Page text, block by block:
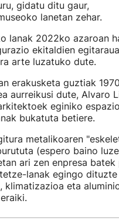
gidatu ditu gaur,
lanetan zehar.
lanak 2022ko azaroan
ekitaldien
arte luzatuko dute.
erakusketa guztiak
aurreikusi dute, Alvaro
eginiko
bukatuta betiere.
metalikoaren
(espero baino
ari zen enpresa
lanak egingo dituzte
klimatizazioa eta